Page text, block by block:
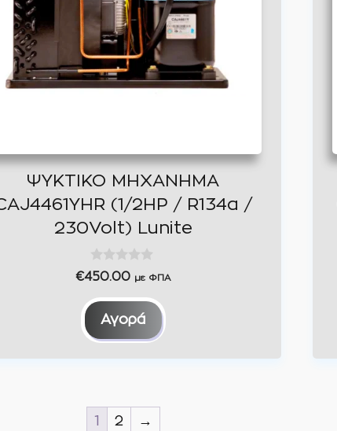
ΨΥΚΤΙΚΟ ΜΗΧΑΝΗΜΑ
(1/2HP / R134a /
230Volt) Lunite
0
o
u
t
5
€450.00 με ΦΠΑ
Αγορά
1 2 →